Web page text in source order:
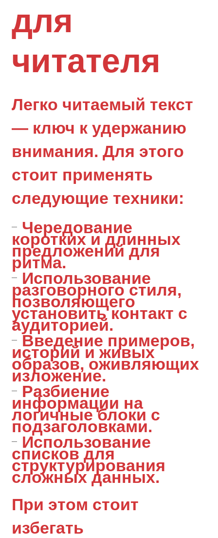
для
читателя
Легко читаемый текст
— ключ к удержанию
внимания. Для этого
стоит применять
следующие техники:
Чередование
коротких и длинных
предложений для
ритма.
Использование
разговорного стиля,
позволяющего
установить контакт с
аудиторией.
Введение примеров,
историй и живых
образов, оживляющих
изложение.
Разбиение
информации на
логичные блоки с
подзаголовками.
Использование
списков для
структурирования
сложных данных.
При этом стоит
избегать